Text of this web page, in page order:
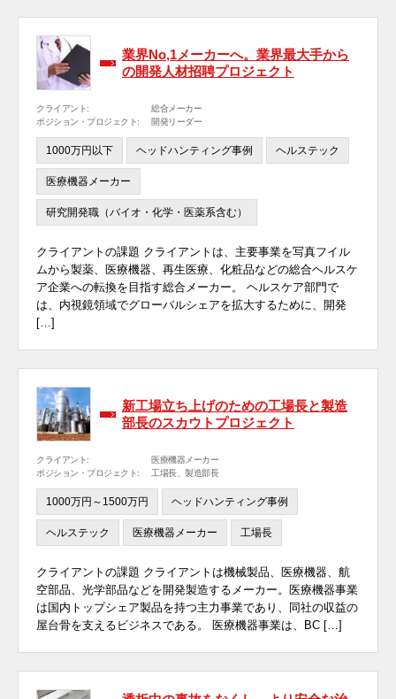
業界No,1メーカーへ。業界最大手から
の開発人材招聘プロジェクト
クライアント:
総合メーカー
ポジション・プロジェクト:
開発リーダー
1000万円以下 ヘッドハンティング事例 ヘルステック
医療機器メーカー
研究開発職（バイオ・化学・医薬系含む）
クライアントの課題 クライアントは、主要事業を写真フイル
ムから製薬、医療機器、再生医療、化粧品などの総合ヘルスケ
ア企業への転換を目指す総合メーカー。 ヘルスケア部門で
は、内視鏡領域でグローバルシェアを拡大するために、開発
[…]
新工場立ち上げのための工場長と製造
部長のスカウトプロジェクト
クライアント:
医療機器メーカー
ポジション・プロジェクト:
工場長、製造部長
1000万円～1500万円 ヘッドハンティング事例
ヘルステック 医療機器メーカー 工場長
クライアントの課題 クライアントは機械製品、医療機器、航
空部品、光学部品などを開発製造するメーカー。医療機器事業
は国内トップシェア製品を持つ主力事業であり、同社の収益の
屋台骨を支えるビジネスである。 医療機器事業は、BC […]